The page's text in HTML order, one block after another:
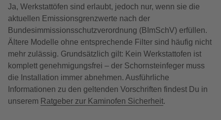
Ja, Werkstattöfen sind erlaubt, jedoch nur, wenn sie die
aktuellen Emissionsgrenzwerte nach der
Bundesimmissionsschutzverordnung (BImSchV) erfüllen.
Ältere Modelle ohne entsprechende Filter sind häufig nicht
mehr zulässig. Grundsätzlich gilt: Kein Werkstattofen ist
komplett genehmigungsfrei – der Schornsteinfeger muss
die Installation immer abnehmen. Ausführliche
Informationen zu den geltenden Vorschriften findest Du in
unserem Ratgeber zur Kaminofen Sicherheit.